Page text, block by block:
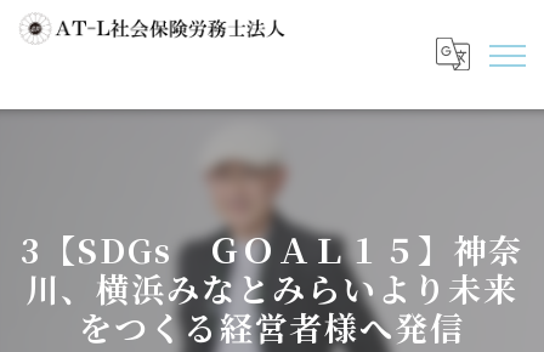
3【SDGs ＧＯＡＬ１５】神奈
川、横浜みなとみらいより未来
をつくる経営者様へ発信